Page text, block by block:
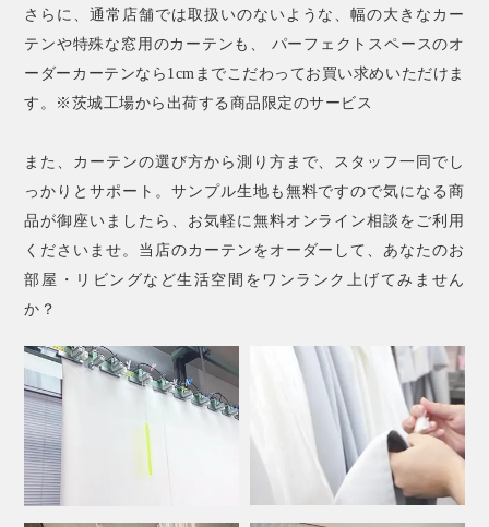
さらに、通常店舗では取扱いのないような、幅の大きなカー
テンや特殊な窓用のカーテンも、 パーフェクトスペースのオ
ーダーカーテンなら1cmまでこだわってお買い求めいただけま
す。※茨城工場から出荷する商品限定のサービス
また、カーテンの選び方から測り方まで、スタッフ一同でし
っかりとサポート。サンプル生地も無料ですので気になる商
品が御座いましたら、お気軽に無料オンライン相談をご利用
くださいませ。当店のカーテンをオーダーして、あなたのお
部屋・リビングなど生活空間をワンランク上げてみません
か？